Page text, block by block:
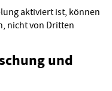
aktiviert ist, können
nicht von Dritten
und